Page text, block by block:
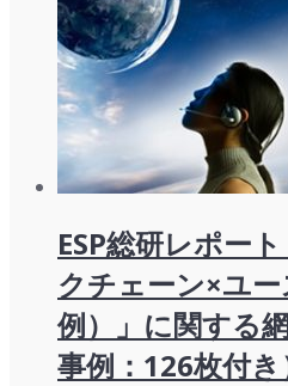
ESP総研レポー
クチェーン×ユ
例）」に関する
事例：126枚付き